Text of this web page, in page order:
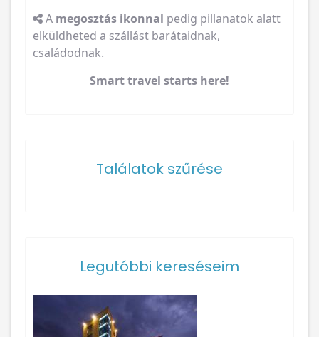
A megosztás ikonnal pedig pillanatok alatt
elküldheted a szállást barátaidnak,
családodnak.
Smart travel starts here!
Találatok szűrése
Legutóbbi kereséseim